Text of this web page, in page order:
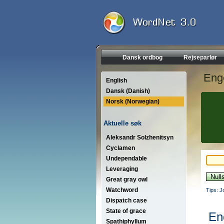
Dansk ordbog Rejseparlør
English
Dansk (Danish)
Norsk (Norwegian)
Aktuelle søk
Aleksandr Solzhenitsyn
Cyclamen
Undependable
Leveraging
Great gray owl
Watchword
Dispatch case
State of grace
Spathiphyllum
Tips: